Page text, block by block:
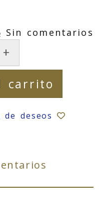
Sin comentarios
+
carrito
deseos